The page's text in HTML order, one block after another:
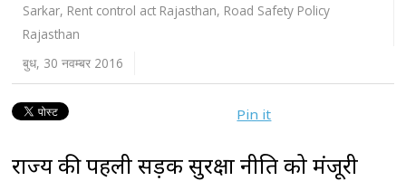
Sarkar, Rent control act Rajasthan, Road Safety Policy
Rajasthan
बुध, 30 नवम्बर 2016
Pin it
राज्य की पहली सड़क सुरक्षा नीति को मंजूरी